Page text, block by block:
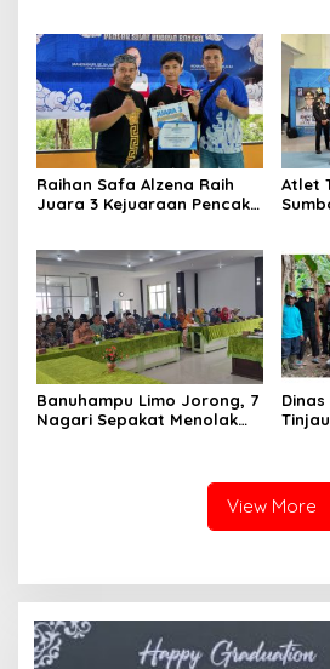
Nasional
Raihan Safa Alzena Raih
Juara 3 Kejuaraan Pencak
Atlet
Banuhampu Limo Jorong, 7
Nagari Sepakat Menolak
View More